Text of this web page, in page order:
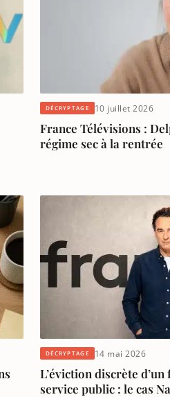
DÉCRYPTAGE 10 juillet 2026
France Télévisions :
régime sec à la rentrée
DÉCRYPTAGE 14 mai 2026
L’éviction discrète
service public : le cas